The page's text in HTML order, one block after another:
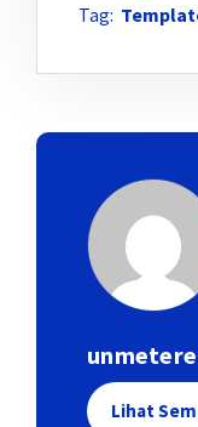
Tag:
Lihat